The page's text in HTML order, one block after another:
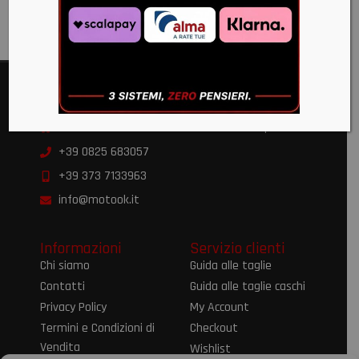
€39,95
Moto OK
Via Alvanella 71/79 83024 Monteforte Irpino AV
+39 0825 683057
+39 373 7133963
info@motook.it
Informazioni
Chi siamo
Contatti
Privacy Policy
Termini e Condizioni di
Vendita
Servizio clienti
Guida alle taglie
Guida alle taglie caschi
My Account
Checkout
Wishlist